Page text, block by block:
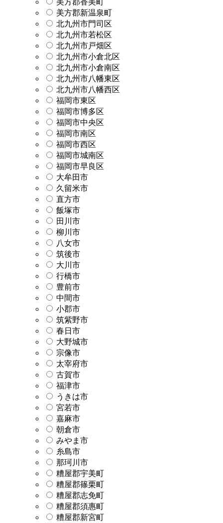
美方郡新温泉町
北九州市門司区
北九州市若松区
北九州市戸畑区
北九州市小倉北区
北九州市小倉南区
北九州市八幡東区
北九州市八幡西区
福岡市東区
福岡市博多区
福岡市中央区
福岡市南区
福岡市西区
福岡市城南区
福岡市早良区
大牟田市
久留米市
直方市
飯塚市
田川市
柳川市
八女市
筑後市
大川市
行橋市
豊前市
中間市
小郡市
筑紫野市
春日市
大野城市
宗像市
太宰府市
古賀市
福津市
うきは市
宮若市
嘉麻市
朝倉市
みやま市
糸島市
那珂川市
糟屋郡宇美町
糟屋郡篠栗町
糟屋郡志免町
糟屋郡須惠町
糟屋郡新宮町